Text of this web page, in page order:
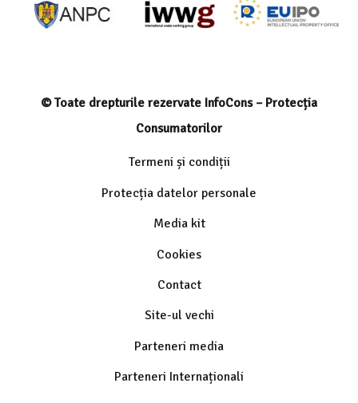
© Toate drepturile rezervate InfoCons – Protecția
Consumatorilor
Termeni și condiții
Protecția datelor personale
Media kit
Cookies
Contact
Site-ul vechi
Parteneri media
Parteneri Internaționali